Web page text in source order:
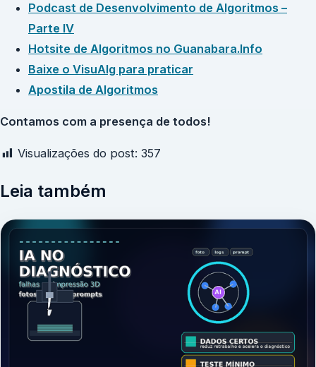
Podcast de Desenvolvimento de Algoritmos –
Parte IV
Hotsite de Algoritmos no Guanabara.Info
Baixe o VisuAlg para praticar
Apostila de Algoritmos
Contamos com a presença de todos!
Visualizações do post: 357
Leia também